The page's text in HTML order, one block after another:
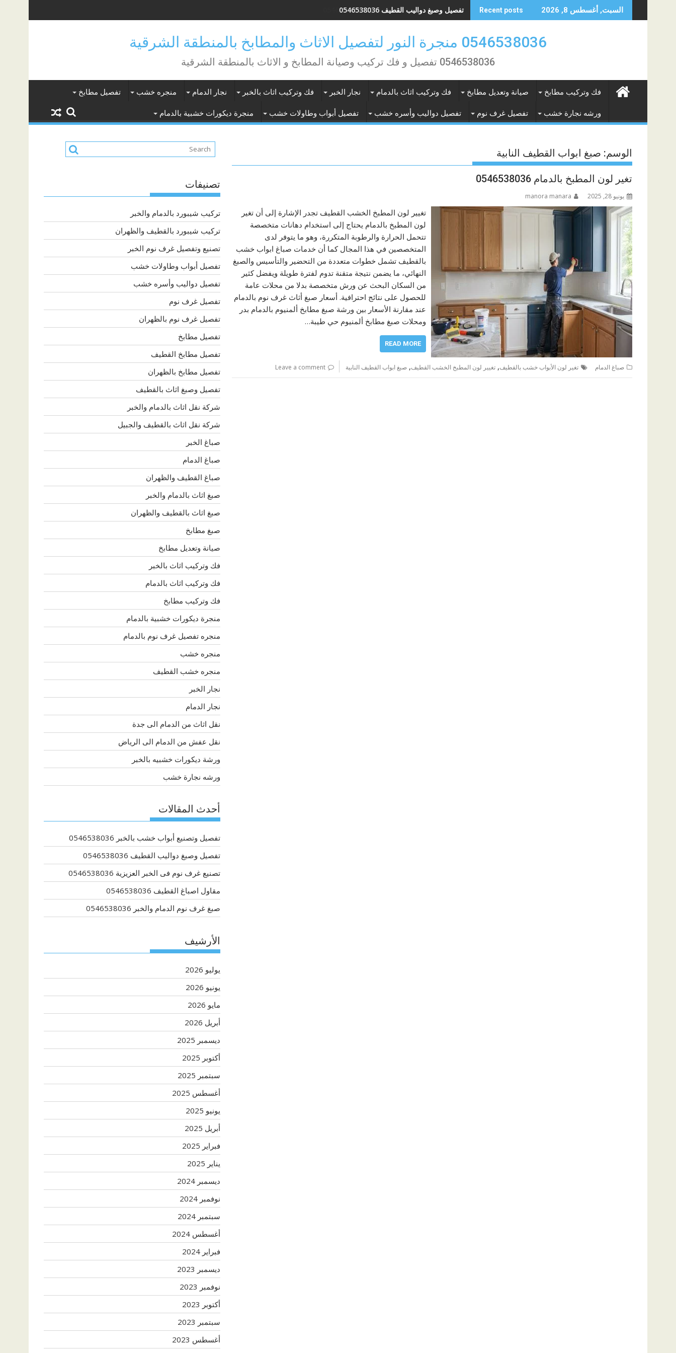
to
السبت, أغسطس 8, 2026 Recent posts تصنيع غرف نوم فى الخبر العزيزية 0546538036
0546538036 منجرة النور لتفصيل الاثاث والمطابخ بالمنطقة الشرقية
0546538036 تفصيل و فك تركيب وصيانة المطابخ و الاثاث بالمنطقة الشرقية
فك وتركيب مطابخ صيانة وتعديل مطابخ فك وتركيب اثاث بالدمام نجار الخبر فك وتركيب اثاث بالخبر نجار الدمام منجره خشب تفصيل مطابخ
ورشه نجارة خشب تفصيل غرف نوم تفصيل دواليب وأسره خشب تفصيل أبواب وطاولات خشب منجرة ديكورات خشبية بالدمام
الوسم: صبغ ابواب القطيف النابية
تغير لون المطبخ بالدمام 0546538036
يونيو 28, 2025 manora manara
تغيير لون المطبخ الخشب القطيف تجدر الإشارة إلى أن تغير
لون المطبخ بالدمام يحتاج إلى استخدام دهانات متخصصة
تتحمل الحرارة والرطوبة المتكررة، وهو ما يتوفر لدى
المتخصصين في هذا المجال كما أن خدمات صباغ ابواب خشب
بالقطيف تشمل خطوات متعددة من التحضير والتأسيس والصبغ
النهائي، ما يضمن نتيجة متقنة تدوم لفترة طويلة ويفضل كثير
من السكان البحث عن ورش متخصصة بدلا من محلات عامة
للحصول على نتائج احترافية. أسعار صبغ أثاث غرف نوم بالدمام
عند مقارنة الأسعار بين ورشة صبغ مطابخ ألمنيوم بالدمام بدر
ومحلات صبغ مطابخ ألمنيوم حي طيبة…
READ MORE
صباغ الدمام تغير لون الأبواب خشب بالقطيف, تغيير لون المطبخ الخشب القطيف, صبغ ابواب القطيف النابية Leave a comment
تصنيفات
تركيب شيبورد بالدمام والخبر
تركيب شيبورد بالقطيف والظهران
تصنيع وتفصيل غرف نوم الخبر
تفصيل أبواب وطاولات خشب
تفصيل دواليب وأسره خشب
تفصيل غرف نوم
تفصيل غرف نوم بالظهران
تفصيل مطابخ
تفصيل مطابخ القطيف
تفصيل مطابخ بالظهران
تفصيل وصبغ اثاث بالقطيف
شركة نقل اثاث بالدمام والخبر
شركة نقل اثاث بالقطيف والجبيل
صباغ الخبر
صباغ الدمام
صباغ القطيف والظهران
صبغ اثاث بالدمام والخبر
صبغ اثاث بالقطيف والظهران
صبغ مطابخ
صيانة وتعديل مطابخ
فك وتركيب اثاث بالخبر
فك وتركيب اثاث بالدمام
فك وتركيب مطابخ
منجرة ديكورات خشبية بالدمام
منجره تفصيل غرف نوم بالدمام
منجره خشب
منجره خشب القطيف
نجار الخبر
نجار الدمام
نقل اثاث من الدمام الى جدة
نقل عفش من الدمام الى الرياض
ورشة ديكورات خشبيه بالخبر
ورشه نجارة خشب
أحدث المقالات
تفصيل وتصنيع أبواب خشب بالخبر 0546538036
تفصيل وصبغ دواليب القطيف 0546538036
تصنيع غرف نوم فى الخبر العزيزية 0546538036
مقاول اصباغ القطيف 0546538036
صبغ غرف نوم الدمام والخبر 0546538036
الأرشيف
يوليو 2026
يونيو 2026
مايو 2026
أبريل 2026
ديسمبر 2025
أكتوبر 2025
سبتمبر 2025
أغسطس 2025
يونيو 2025
أبريل 2025
فبراير 2025
يناير 2025
ديسمبر 2024
نوفمبر 2024
سبتمبر 2024
أغسطس 2024
فبراير 2024
ديسمبر 2023
نوفمبر 2023
أكتوبر 2023
سبتمبر 2023
أغسطس 2023